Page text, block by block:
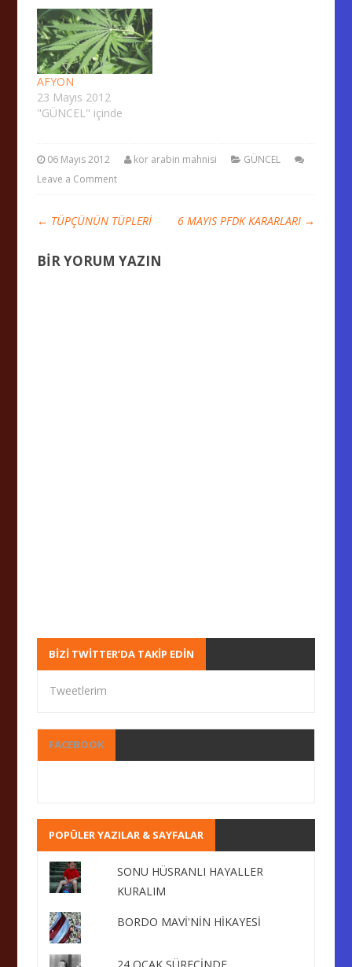
AFYON
23 Mayıs 2012
"GÜNCEL" içinde
06 Mayıs 2012 kor arabin mahnisi
GÜNCEL
Leave a Comment
← TÜPÇÜNÜN TÜPLERİ 6 MAYIS PFDK KARARLARI →
BIR YORUM YAZIN
BIZI TWITTER’DA TAKIP EDIN
Tweetlerim
FACEBOOK
POPÜLER YAZILAR & SAYFALAR
SONU HÜSRANLI HAYALLER
KURALIM
BORDO MAVİ'NİN HİKAYESİ